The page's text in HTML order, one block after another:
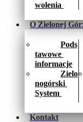
wolenia
O Zielonej
Pods
tawowe
informacje
Zielo
nogórski
System
Kontakt